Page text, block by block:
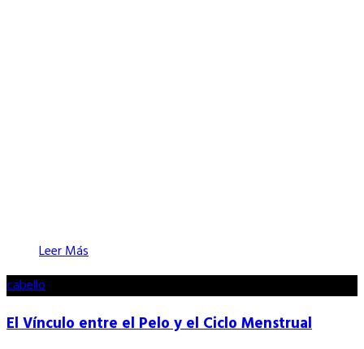
Leer Más
cabello
El Vínculo entre el Pelo y el Ciclo Menstrual